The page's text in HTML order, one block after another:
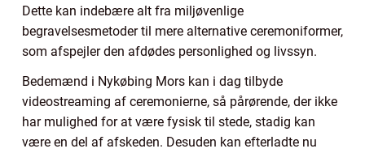
Dette kan indebære alt fra miljøvenlige
begravelsesmetoder til mere alternative ceremoniformer,
som afspejler den afdødes personlighed og livssyn.
Bedemænd i Nykøbing Mors kan i dag tilbyde
videostreaming af ceremonierne, så pårørende, der ikke
har mulighed for at være fysisk til stede, stadig kan
være en del af afskeden. Desuden kan efterladte nu